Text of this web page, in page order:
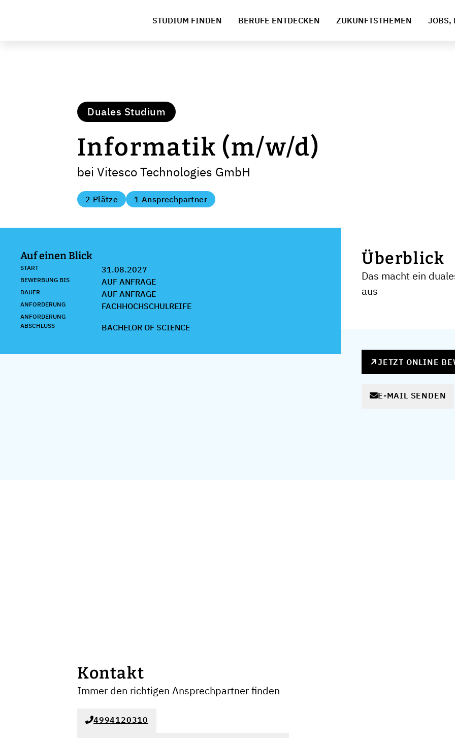
STUDIUM FINDEN BERUFE ENTDECKEN ZUKUNFTSTHEMEN JOBS,
Duales Studium
Informatik (m/w/d)
bei Vitesco Technologies GmbH
2 Plätze 1 Ansprechpartner
Auf einen Blick
START 31.08.2027
BEWERBUNG BIS AUF ANFRAGE
DAUER AUF ANFRAGE
ANFORDERUNG FACHHOCHSCHULREIFE
ANFORDERUNG
ABSCHLUSS
BACHELOR OF SCIENCE
Überblick
Das macht ein
aus
JETZT ONLINE
E-MAIL SENDEN
Kontakt
Immer den richtigen Ansprechpartner finden
4994120310